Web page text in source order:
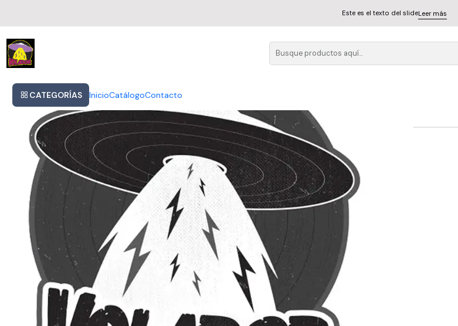
CATEGORÍAS InicioCatálogoContacto
Este es el texto del slideLeer más